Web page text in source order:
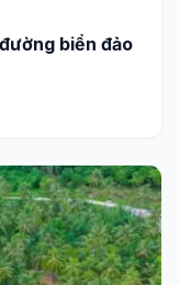
biển đảo